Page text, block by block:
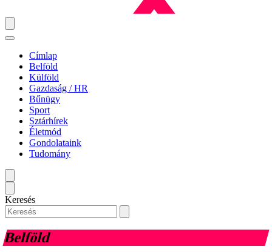
Címlap
Belföld
Külföld
Gazdaság / HR
Bűnügy
Sport
Sztárhírek
Életmód
Gondolataink
Tudomány
Keresés
Belföld